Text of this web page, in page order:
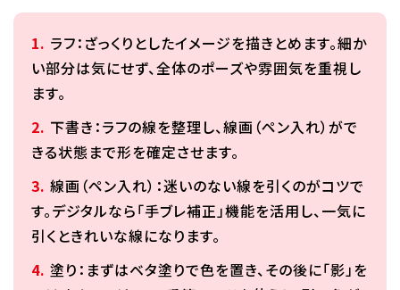
ラフ：ざっくりとしたイメージを描きとめます。細か
い部分は気にせず、全体のポーズや雰囲気を重視し
ます。
下書き：ラフの線を整理し、線画（ペン入れ）がで
きる状態まで形を確定させます。
線画（ペン入れ）：迷いのない線を引くのがコツで
す。デジタルなら「手ブレ補正」機能を活用し、一気に
引くときれいな線になります。
塗り：まずはベタ塗りで色を置き、その後に「影」を